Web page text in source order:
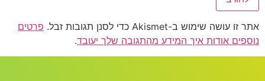
אתר זו עושה שימוש ב-Akismet כדי לסנן תגובות זבל.
פרטים
נוספים אודות איך המידע מהתגובה שלך יעובד.